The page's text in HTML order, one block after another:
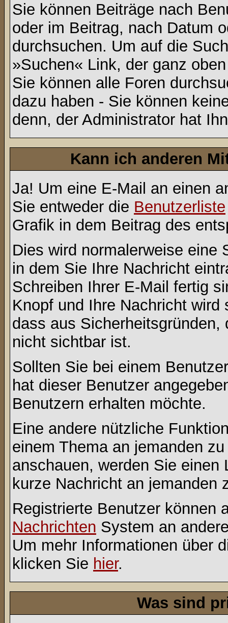
Sie können Beiträge nach
oder im Beitrag, nach Datum
durchsuchen. Um auf die
»Suchen« Link, der ganz
Sie können alle Foren
dazu haben - Sie können
denn, der Administrator hat
Kann ich anderen
Ja! Um eine E-Mail an einen
Sie entweder die Benutzerliste
Grafik in dem Beitrag des
Dies wird normalerweise eine
in dem Sie Ihre Nachricht
Schreiben Ihrer E-Mail fertig
Knopf und Ihre Nachricht
dass aus
nicht sichtbar ist.
Sollten Sie bei einem
hat dieser Benutzer
Benutzern erhalten möchte.
Eine andere nützliche
einem Thema an jemanden
anschauen, werden Sie
kurze Nachricht an jemanden
Registrierte Benutzer können
Nachrichten System an
Um mehr Informationen über
klicken Sie hier.
Was sind